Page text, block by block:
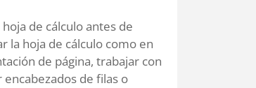
de cálculo antes de
la hoja de cálculo como en
de página, trabajar con
de filas o